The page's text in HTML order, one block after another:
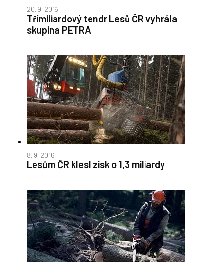
20. 9. 2016
Třímiliardový tendr Lesů ČR vyhrála
skupina PETRA
8. 9. 2016
Lesům ČR klesl zisk o 1,3 miliardy